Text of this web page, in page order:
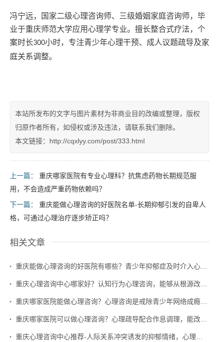
冯宁远，国家二级心理咨询师、三级婚姻家庭咨询师，毕
业于重庆师范大学应用心理学专业。擅长整合式疗法，个
案时长300小时，专注青少年心理干预、成人议题疏导及家
庭关系调整。
本站所发布的文字与图片素材为非商业目的改编或整理，版权
归原作者所有，如侵权或涉及违法，请联系我们删除。
本文链接：http://cqxlyy.com/post/333.html
上一篇：
重庆哪家医院有专业心理科？抗焦虑药物长期规范服
用，不会造成严重药物依赖吗？
下一篇：
重庆能做心理咨询的好医院名单-长期抑郁引发的自卑人
格，可通过心理治疗逐步矫正吗？
相关文章